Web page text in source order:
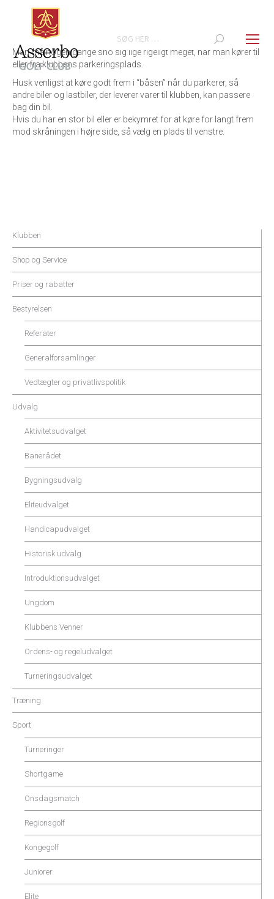
Search:
Man må nogen gange sno sig lige rigeligt meget, når man kører til
eller fra klubbens parkeringsplads.
Husk venligst at køre godt frem i “båsen” når du parkerer, så
andre biler og lastbiler, der leverer varer til klubben, kan passere
bag din bil.
Hvis du har en stor bil eller er bekymret for at køre for langt frem
mod skråningen i højre side, så vælg en plads til venstre.
Klubben
Shop og Service
Priser og rabatter
Bestyrelsen
Referater
Generalforsamlinger
Vedtægter og privatlivspolitik
Udvalg
Aktivitetsudvalget
Banerådet
Bygningsudvalg
Eliteudvalget
Handicapudvalget
Historisk udvalg
Introduktionsudvalget
Ungdom
Klubbens Venner
Ordens- og regeludvalget
Turneringsudvalget
Træning
Sport
Turneringer
Shortgame
Onsdagsmatch
Regionsgolf
Kongegolf
Juniorer
Elite